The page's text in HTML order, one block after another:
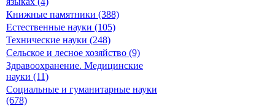
Книжные памятники (388)
Естественные науки (105)
Технические науки (248)
Сельское и лесное хозяйство (9)
Здравоохранение. Медицинские
науки (11)
Социальные и гуманитарные науки
(678)